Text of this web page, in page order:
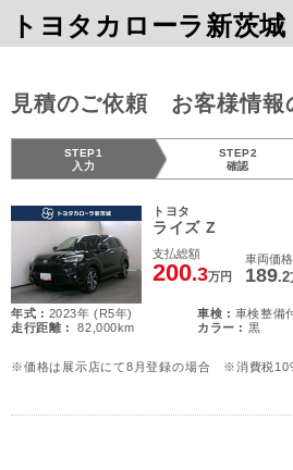
トヨタカローラ新茨城
見積のご依頼 お客様情報
STEP1
入力
STEP2
確認
トヨタ
ライズ Z
支払総額
200.3万円
車両価格
189.2
年式 : 2023年 (R5年) 車検 : 車検整備
走行距離 :
82,000km カラー : 黒
※価格は展示店にて8月登録の場合 ※消費税